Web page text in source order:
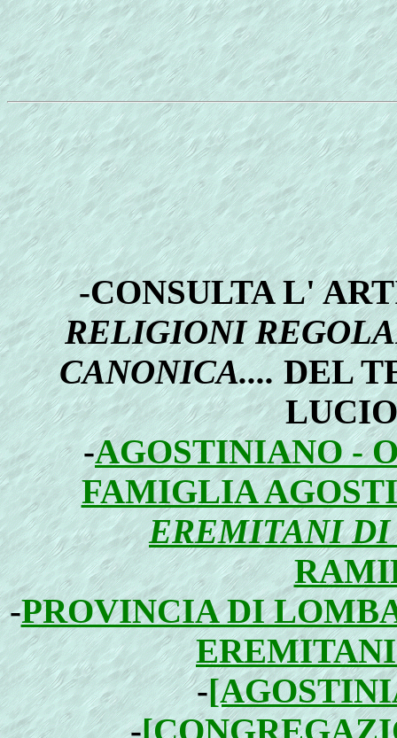
-CONSULTA L'
RELIGIONI
CANONICA.... DEL
-AGOSTINIANO -
FAMIGLIA
EREMITANI DI
-PROVINCIA DI
-